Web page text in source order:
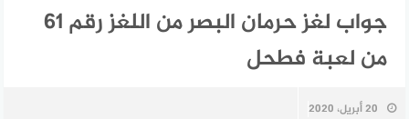
جواب لغز حرمان البصر من اللغز رقم 61
من لعبة فطحل
20 أبريل، 2020